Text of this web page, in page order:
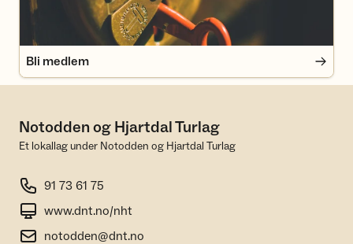
Bli medlem
Notodden og Hjartdal Turlag
Et lokallag under Notodden og Hjartdal Turlag
91 73 61 75
www.dnt.no/nht
notodden@dnt.no